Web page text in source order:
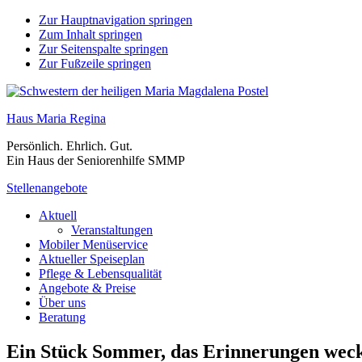
Zur Hauptnavigation springen
Zum Inhalt springen
Zur Seitenspalte springen
Zur Fußzeile springen
Haus Maria Regina
Persönlich. Ehrlich. Gut.
Ein Haus der Seniorenhilfe SMMP
Stellenangebote
Aktuell
Veranstaltungen
Mobiler Menüservice
Aktueller Speiseplan
Pflege & Lebensqualität
Angebote & Preise
Über uns
Beratung
Ein Stück Sommer, das Erinnerungen